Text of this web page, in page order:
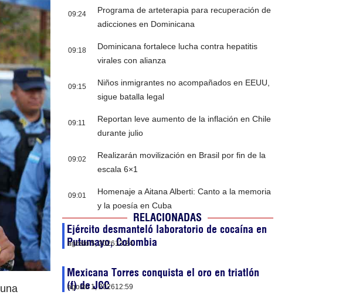
09:24
Programa de arteterapia para recuperación de
adicciones en Dominicana
09:18
Dominicana fortalece lucha contra hepatitis
virales con alianza
09:15
Niños inmigrantes no acompañados en EEUU,
sigue batalla legal
09:11
Reportan leve aumento de la inflación en Chile
durante julio
09:02
Realizarán movilización en Brasil por fin de la
escala 6×1
09:01
Homenaje a Aitana Alberti: Canto a la memoria
y la poesía en Cuba
RELACIONADAS
Ejército desmanteló laboratorio de cocaína en
Putumayo, Colombia
agosto 5, 202613:24
Mexicana Torres conquista el oro en triatlón
(f) de JCC
agosto 1, 202612:59